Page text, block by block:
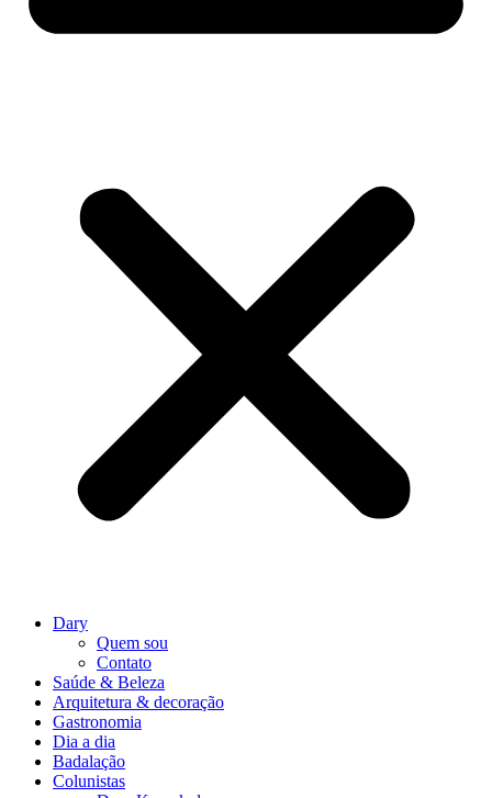
Dary
Quem sou
Contato
Saúde & Beleza
Arquitetura & decoração
Gastronomia
Dia a dia
Badalação
Colunistas